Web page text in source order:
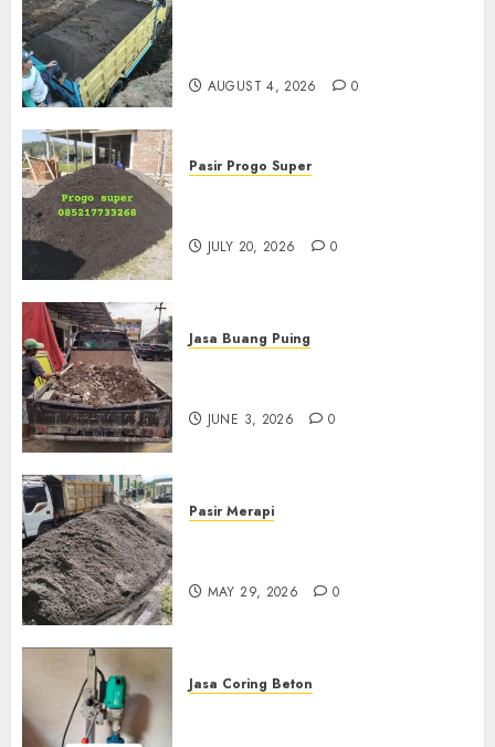
AUGUST 4, 2026 0
Pasir Progo Super
JULY 20, 2026 0
Jasa Buang Puing
JUNE 3, 2026 0
Pasir Merapi
MAY 29, 2026 0
Jasa Coring Beton